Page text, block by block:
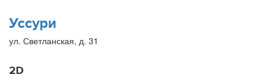
Уссури
ул. Светланская, д. 31
2D